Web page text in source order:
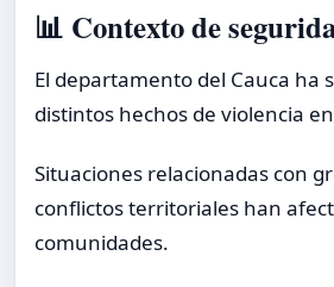
📊 Contexto de
El departamento del Cauca ha
distintos hechos de violencia
Situaciones relacionadas con
conflictos territoriales han
comunidades.